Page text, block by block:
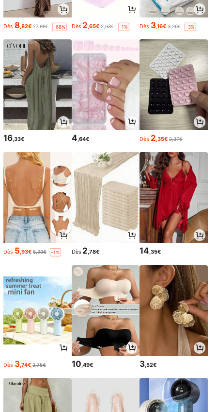
Dès 8,82€ 27,99€ -68% Dès 2,65€ 2,68€ -1% Dès 3,16€ 3,26€ -3%
16,33€ 4,64€ Dès 2,35€ 2,37€
Dès 5,93€ 5,99€ -1% Dès 2,78€ 14,35€
Dès 3,74€ 3,75€ 10 ,49€ 3 ,52€